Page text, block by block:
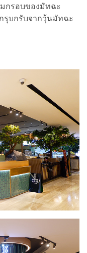
กรอบของมัทฉะ
รุบกรับจากวุ้นมัทฉะ